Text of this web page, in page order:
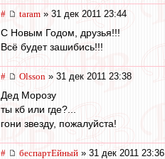
# taram » 31 дек 2011 23:44
С Новым Годом, друзья!!!
Всё будет зашибись!!!
# Olsson » 31 дек 2011 23:38
Дед Морозу
ты кб или где?...
гони звезду, пожалуйста!
# беспартЕйный » 31 дек 2011 23:36